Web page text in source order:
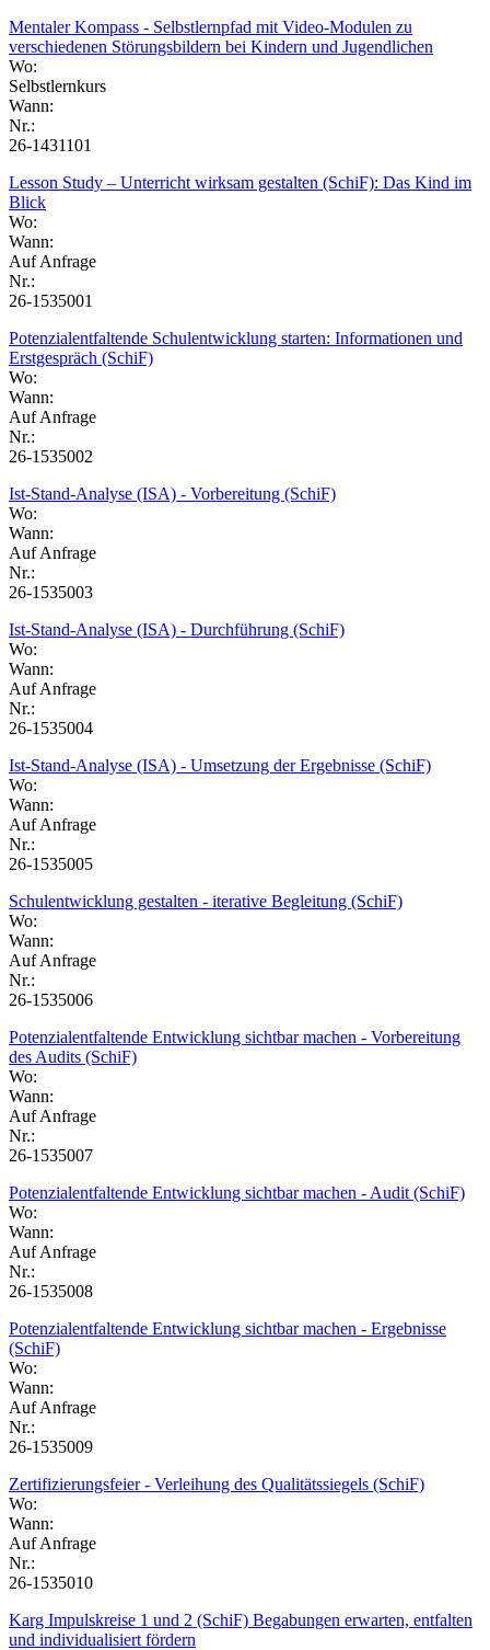
Mentaler Kompass - Selbstlernpfad mit Video-Modulen zu
verschiedenen Störungsbildern bei Kindern und Jugendlichen
Wo:
Selbstlernkurs
Wann:
Nr.:
26-1431101
Lesson Study – Unterricht wirksam gestalten (SchiF): Das Kind im
Blick
Wo:
Wann:
Auf Anfrage
Nr.:
26-1535001
Potenzialentfaltende Schulentwicklung starten: Informationen und
Erstgespräch (SchiF)
Wo:
Wann:
Auf Anfrage
Nr.:
26-1535002
Ist-Stand-Analyse (ISA) - Vorbereitung (SchiF)
Wo:
Wann:
Auf Anfrage
Nr.:
26-1535003
Ist-Stand-Analyse (ISA) - Durchführung (SchiF)
Wo:
Wann:
Auf Anfrage
Nr.:
26-1535004
Ist-Stand-Analyse (ISA) - Umsetzung der Ergebnisse (SchiF)
Wo:
Wann:
Auf Anfrage
Nr.:
26-1535005
Schulentwicklung gestalten - iterative Begleitung (SchiF)
Wo:
Wann:
Auf Anfrage
Nr.:
26-1535006
Potenzialentfaltende Entwicklung sichtbar machen - Vorbereitung
des Audits (SchiF)
Wo:
Wann:
Auf Anfrage
Nr.:
26-1535007
Potenzialentfaltende Entwicklung sichtbar machen - Audit (SchiF)
Wo:
Wann:
Auf Anfrage
Nr.:
26-1535008
Potenzialentfaltende Entwicklung sichtbar machen - Ergebnisse
(SchiF)
Wo:
Wann:
Auf Anfrage
Nr.:
26-1535009
Zertifizierungsfeier - Verleihung des Qualitätssiegels (SchiF)
Wo:
Wann:
Auf Anfrage
Nr.:
26-1535010
Karg Impulskreise 1 und 2 (SchiF) Begabungen erwarten, entfalten
und individualisiert fördern